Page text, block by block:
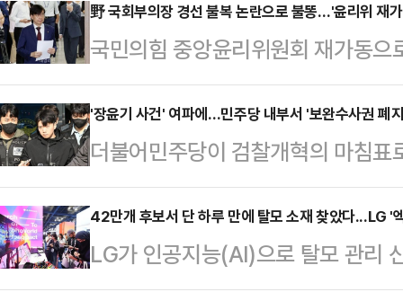
히 메모리 부문에서 발생한 것으로
다 HBM 매출 비중이 높고 메모리
영되는 구조인 만큼, 2분기 영업이
이 나온다.9일 업계와 증권가에 따
이익 컨센서스는 65조원대 중반 수
근 시장 기대치를 …
野 국회부의장 경선 불복 논란으로 불똥…'윤리위 재
국민의힘 중앙윤리위원회 재가동
지는 모양새다. 친한(친한동훈)계
선 불복 사태까지 불거졌기 때문이
에 우려가 나오고 있다.조경태 의
에 장 대표에 대한 징계 요청서를
벌였다는 주장인데, 지난 전당대회
다고 밝혔지만 약속을 이행하지 않
'장윤기 사건' 여파에…민주당 내부서 '보완수사권 폐
더불어민주당이 검찰개혁의 마침
당론이 최근 발생한 '광주 여고생
센 격론에 휩싸일 전망이다. 경찰의
아낸 사실이 드러나면서, 제도 폐지
42만개 후보서 단 하루 만에 탈모 소재 찾았다...LG '
LG가 인공지능(AI)으로 탈모 관리